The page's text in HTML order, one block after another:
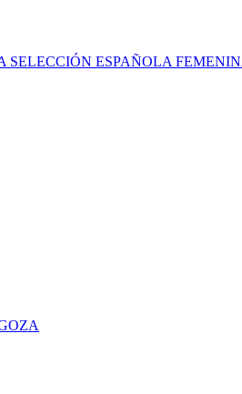
ESPAÑOLA